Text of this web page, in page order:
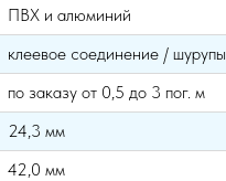
ПВХ и алюминий
клеевое соединение / шурупы
по заказу от 0,5 до 3 пог. м
24,3 мм
42,0 мм